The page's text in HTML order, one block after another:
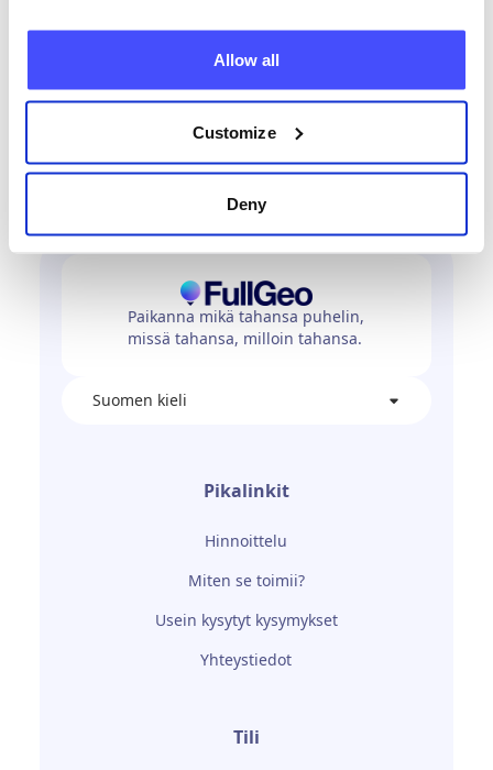
Allow all
Customize
Deny
Paikanna mikä tahansa puhelin,
missä tahansa, milloin tahansa.
Suomen kieli
Pikalinkit
Hinnoittelu
Miten se toimii?
Usein kysytyt kysymykset
Yhteystiedot
Tili